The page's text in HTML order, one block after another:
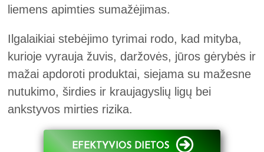
liemens apimties sumažėjimas.
Ilgalaikiai stebėjimo tyrimai rodo, kad mityba,
kurioje vyrauja žuvis, daržovės, jūros gėrybės ir
mažai apdoroti produktai, siejama su mažesne
nutukimo, širdies ir kraujagyslių ligų bei
ankstyvos mirties rizika.
EFEKTYVIOS DIETOS